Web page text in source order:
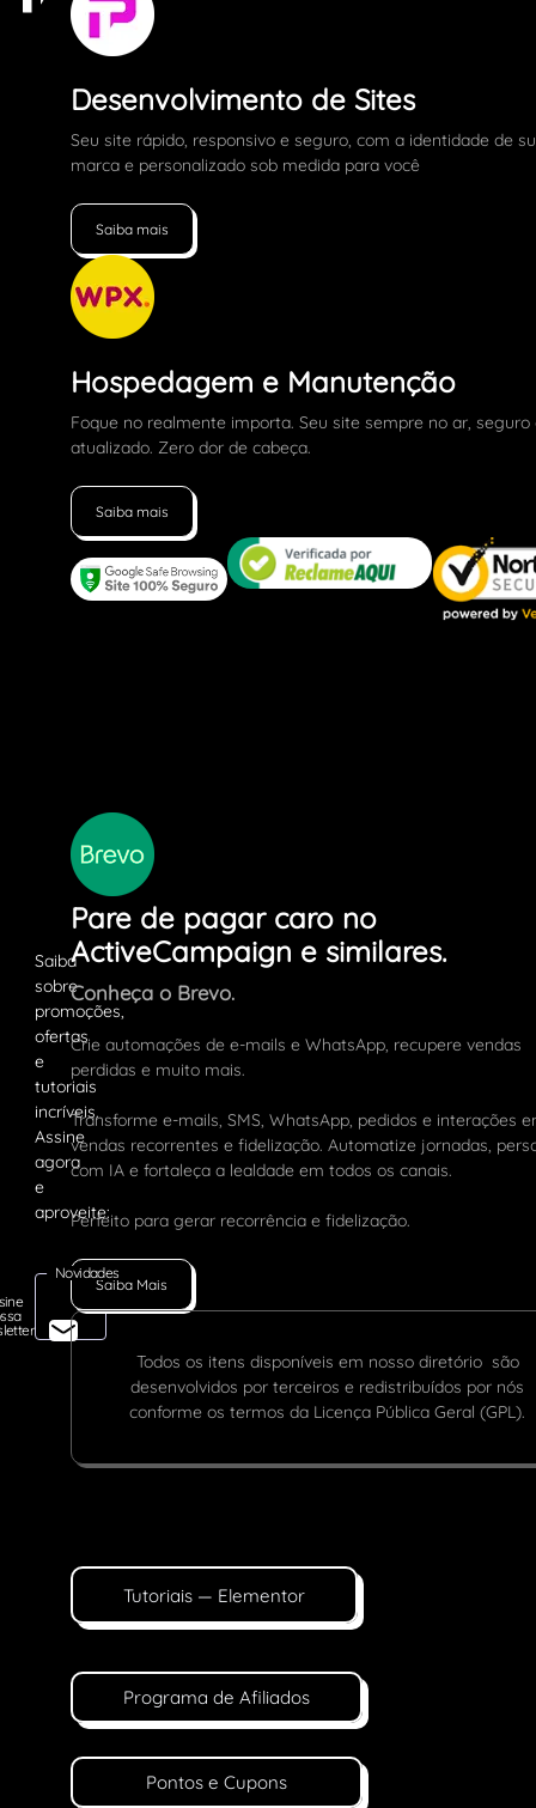
Novidades
Desenvolvimento de Sites
Seu site rápido, responsivo e seguro, com a identidade de
marca e personalizado sob medida para você
Saiba mais
Hospedagem e Manutenção
Foque no realmente importa. Seu site sempre no ar, seguro
atualizado. Zero dor de cabeça.
Saiba mais
Pare de pagar caro no
ActiveCampaign e similares.
Conheça o Brevo.
Crie automações de e-mails e WhatsApp, recupere vendas
perdidas e muito mais.
Transforme e-mails, SMS, WhatsApp, pedidos e interações
vendas recorrentes e fidelização. Automatize jornadas,
com IA e fortaleça a lealdade em todos os canais.
Perfeito para gerar recorrência e fidelização.
Saiba Mais
Todos os itens disponíveis em nosso diretório são
desenvolvidos por terceiros e redistribuídos por nós
conforme os termos da Licença Pública Geral (GPL).
Tutoriais — Elementor
Programa de Afiliados
Pontos e Cupons